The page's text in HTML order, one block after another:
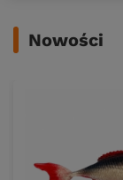
Nowości